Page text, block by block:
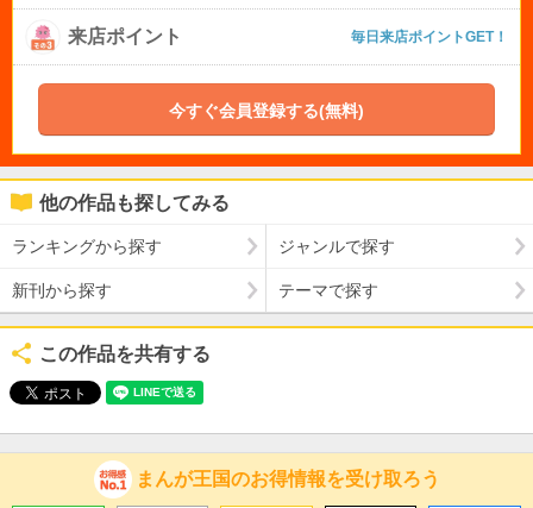
来店ポイント 毎日来店ポイントGET！
今すぐ会員登録する(無料)
他の作品も探してみる
ランキングから探す ジャンルで探す
新刊から探す テーマで探す
この作品を共有する
まんが王国のお得情報を受け取ろう